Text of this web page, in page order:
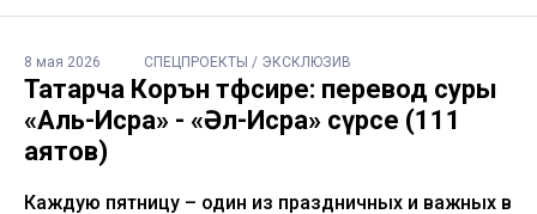
8 мая 2026 СПЕЦПРОЕКТЫ / ЭКСКЛЮЗИВ
Татарча Коръән тәфсире: перевод суры
«Аль-Исра» - «Әл-Исра» сүрәсе (111
аятов)
Каждую пятницу – один из праздничных и важных в